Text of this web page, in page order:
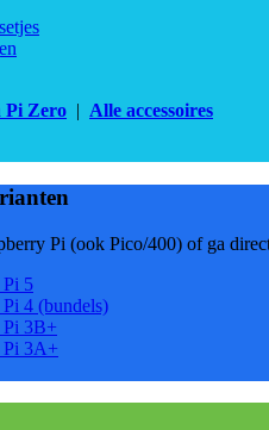
Pi Zero | Alle accessoires
Pi (ook Pico/400) of ga
Pi 5
4 (bundels)
Pi 3B+
Pi 3A+